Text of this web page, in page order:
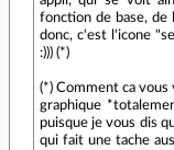
fonction de base, de
donc, c'est l'icone
:))) (*)
(*) Comment ca
graphique
puisque je vous dis
qui fait une tache